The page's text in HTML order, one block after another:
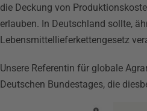
die Deckung von
erlauben. In Deutschland sollte,
Lebensmittellieferkettengesetz
Unsere Referentin für globale
Deutschen Bundestages, die